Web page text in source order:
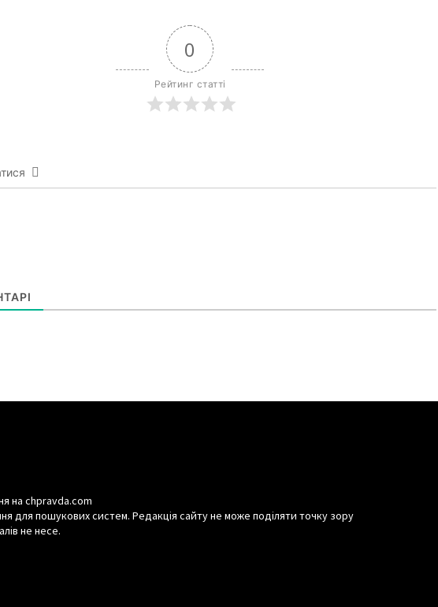
0
Рейтинг статті
на chpravda.com
для пошукових систем. Редакція сайту не може поділяти точку зору
не несе.